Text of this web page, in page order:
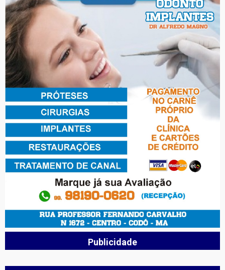
Publicidade